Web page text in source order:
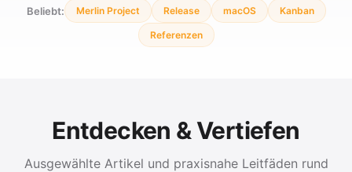
Beliebt: Merlin Project Release macOS Kanban
Referenzen
Entdecken & Vertiefen
Ausgewählte Artikel und praxisnahe Leitfäden rund